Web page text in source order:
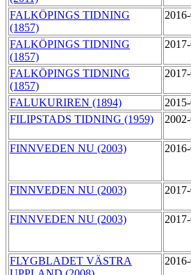
FALKÖPINGS TIDNING
(1857)
FALKÖPINGS TIDNING
(1857)
FALKÖPINGS TIDNING
(1857)
FALUKURIREN (1894)
FILIPSTADS TIDNING (1959)
FINNVEDEN NU (2003)
FINNVEDEN NU (2003)
FINNVEDEN NU (2003)
FLYGBLADET VÄSTRA